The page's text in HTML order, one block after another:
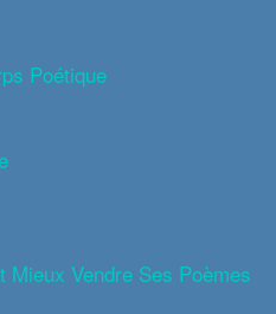
Poétique
Vendre Ses Poèmes